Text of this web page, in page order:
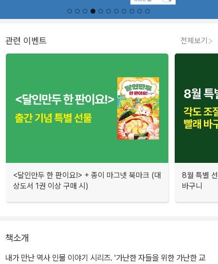
관련 이벤트 전체보기
<달인만두 한 판이요!> + 종이 마그넷 북마크 (대
상도서 1권 이상 구매 시)
8월 특별
바구니
책소개
내가 만난 역사 인물 이야기 시리즈. '가난한 자들을 위한 가난한 교